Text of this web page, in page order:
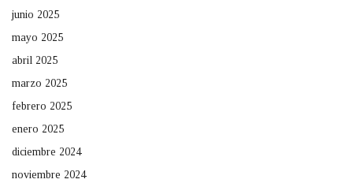
junio 2025
mayo 2025
abril 2025
marzo 2025
febrero 2025
enero 2025
diciembre 2024
noviembre 2024